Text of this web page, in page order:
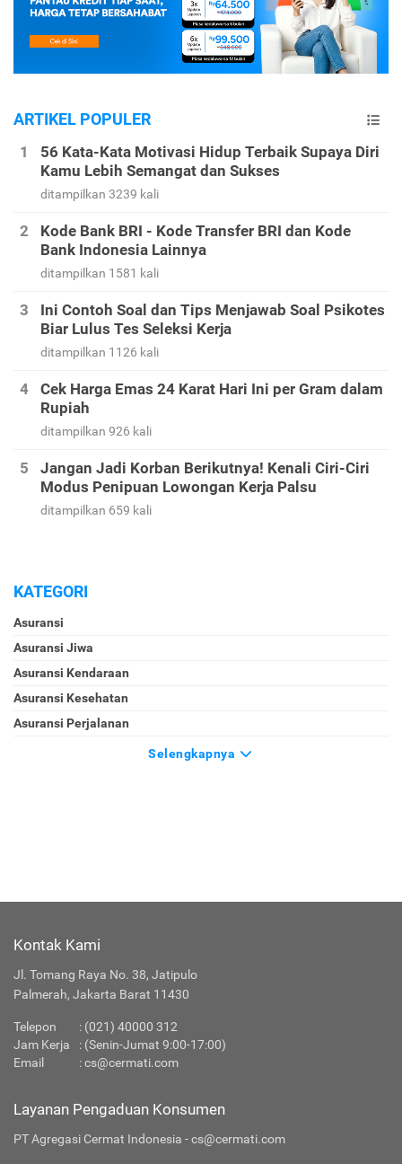
ARTIKEL POPULER
56 Kata-Kata Motivasi Hidup Terbaik Supaya Diri
Kamu Lebih Semangat dan Sukses
ditampilkan 3239 kali
Kode Bank BRI - Kode Transfer BRI dan Kode
Bank Indonesia Lainnya
ditampilkan 1581 kali
Ini Contoh Soal dan Tips Menjawab Soal Psikotes
Biar Lulus Tes Seleksi Kerja
ditampilkan 1126 kali
Cek Harga Emas 24 Karat Hari Ini per Gram dalam
Rupiah
ditampilkan 926 kali
Jangan Jadi Korban Berikutnya! Kenali Ciri-Ciri
Modus Penipuan Lowongan Kerja Palsu
ditampilkan 659 kali
KATEGORI
Asuransi
Asuransi Jiwa
Asuransi Kendaraan
Asuransi Kesehatan
Asuransi Perjalanan
Selengkapnya
Kontak Kami
Jl. Tomang Raya No. 38, Jatipulo
Palmerah, Jakarta Barat 11430
Telepon : (021) 40000 312
Jam Kerja
: (Senin-Jumat 9:00-17:00)
Email
:cs@cermati.com
Layanan Pengaduan Konsumen
PT Agregasi Cermat Indonesia - cs@cermati.com